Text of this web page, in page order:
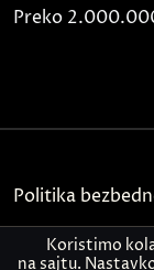
Preko
Politika
Kontakt
Koristimo
na sajtu.